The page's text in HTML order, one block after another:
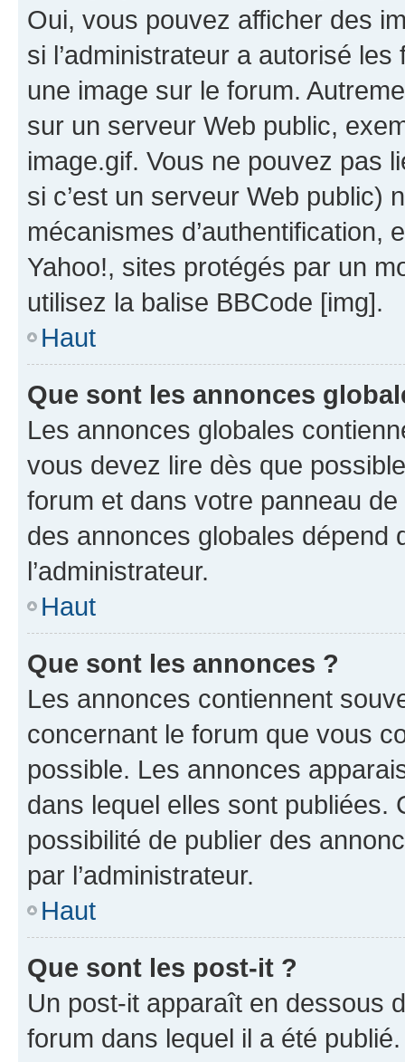
Oui, vous pouvez afficher des
si l’administrateur a autorisé
une image sur le forum.
sur un serveur Web public,
image.gif. Vous ne pouvez pas
si c’est un serveur Web public)
mécanismes d’authentification,
Yahoo!, sites protégés par un
utilisez la balise BBCode [img].
Haut
Que sont les annonces
Les annonces globales
vous devez lire dès que
forum et dans votre panneau
des annonces globales dépend
l’administrateur.
Haut
Que sont les annonces ?
Les annonces contiennent
concernant le forum que vous
possible. Les annonces
dans lequel elles sont publiées.
possibilité de publier des
par l’administrateur.
Haut
Que sont les post-it ?
Un post-it apparaît en dessous
forum dans lequel il a été